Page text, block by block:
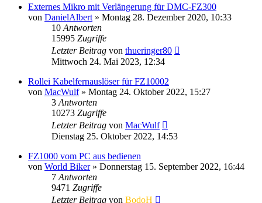
Externes Mikro mit Verlängerung für DMC-FZ300
von DanielAlbert » Montag 28. Dezember 2020, 10:33
10 Antworten
15995 Zugriffe
Letzter Beitrag von thueringer80
Mittwoch 24. Mai 2023, 12:34
Rollei Kabelfernauslöser für FZ10002
von MacWulf» Montag 24. Oktober 2022, 15:27
3 Antworten
10273 Zugriffe
Letzter Beitrag von MacWulf
Dienstag 25. Oktober 2022, 14:53
FZ1000 vom PC aus bedienen
von World Biker» Donnerstag 15. September 2022, 16:44
7 Antworten
9471 Zugriffe
Letzter Beitrag von BodoH